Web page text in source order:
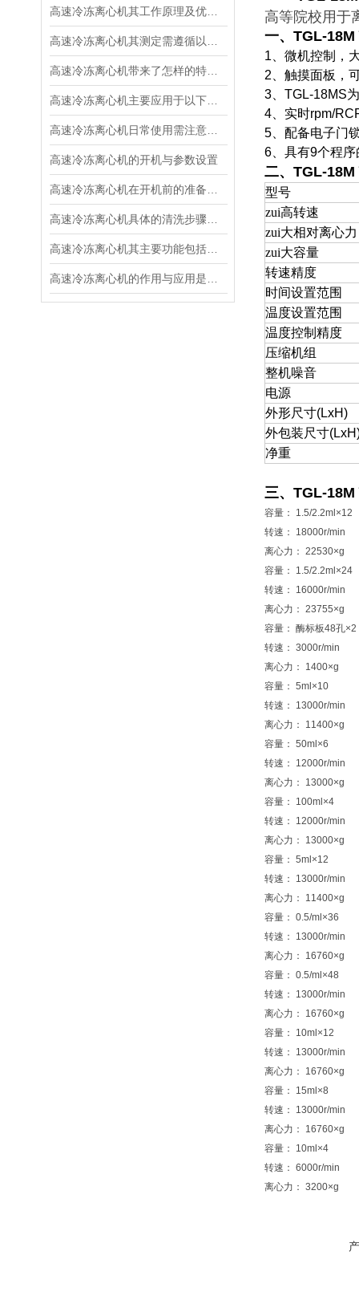
高速冷冻离心机的开机与参数设置
高等院校用于
一、TGL-18M
1 、微机控制，
2 、触摸面板，
3
TGL-18MS
4 、实时rpm/
5 、配备电子门
6 、具有9个程序
二、TGL-18M
型号
zui高转速
zui大相对离心力
zui大容量
转速精度
时间设置范围
温度设置范围
温度控制精度
压缩机组
整机噪音
电源
外形尺寸(LxH)
外包装尺寸
净重
三、TGL-18M
容量： 1.5/2.2ml×12
转速： 18000r/min
离心力： 22530×g
容量： 1.5/2.2ml×24
转速： 16000r/min
离心力： 23755×g
容量： 酶标板48孔×2
转速： 3000r/min
离心力： 1400×g
容量： 5ml×10
转速： 13000r/min
离心力： 11400×g
容量： 50ml×6
转速： 12000r/min
离心力： 13000×g
容量： 100ml×4
转速： 12000r/min
离心力： 13000×g
容量： 5ml×12
转速： 13000r/min
离心力： 11400×g
容量： 0.5/ml×36
转速： 13000r/min
离心力： 16760×g
容量： 0.5/ml×48
转速： 13000r/min
离心力： 16760×g
容量： 10ml×12
转速： 13000r/min
离心力： 16760×g
容量： 15ml×8
转速： 13000r/min
离心力： 16760×g
容量： 10ml×4
转速： 6000r/min
离心力： 3200×g